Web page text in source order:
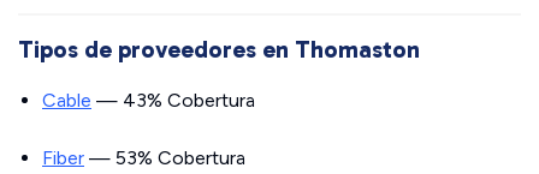
Tipos de proveedores en Thomaston
Cable — 43% Cobertura
Fiber — 53% Cobertura